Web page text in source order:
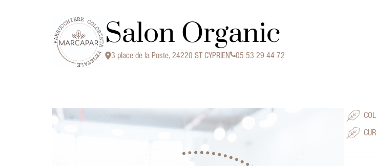
Salon Organic
3 place de la Poste, 24220 ST CYPRIEN 05 53 29 44 72